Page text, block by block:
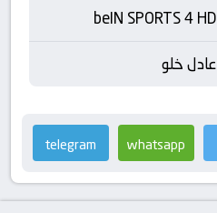
beIN SPORTS 4 HD
عادل خلو
whatsapp
telegram